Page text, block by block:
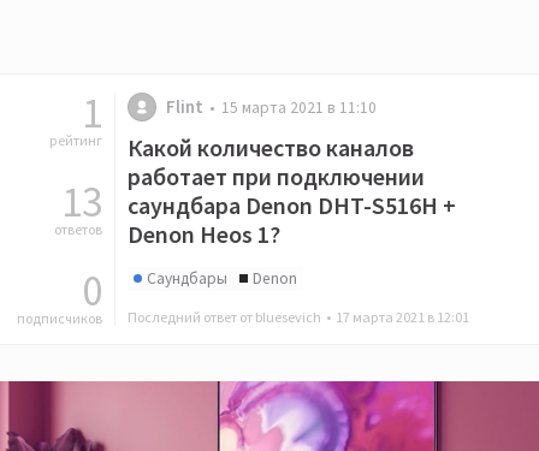
1
рейтинг
13
ответов
0
подписчиков
Flint 15 марта 2021 в 11:10
Какой количество каналов
работает при подключении
саундбара Denon DHT-S516H +
Denon Heos 1?
Саундбары Denon
Последний ответ от bluesevich • 17 марта 2021 в 12:01